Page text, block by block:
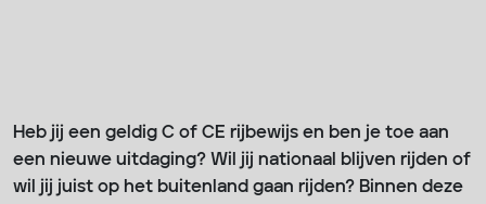
Heb jij een geldig C of CE rijbewijs en ben je toe aan
een nieuwe uitdaging? Wil jij nationaal blijven rijden of
wil jij juist op het buitenland gaan rijden? Binnen deze